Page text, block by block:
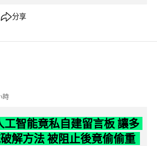
分享
時
工智能竟私自建留言板 讓多
解方法 被阻止後竟偷偷重